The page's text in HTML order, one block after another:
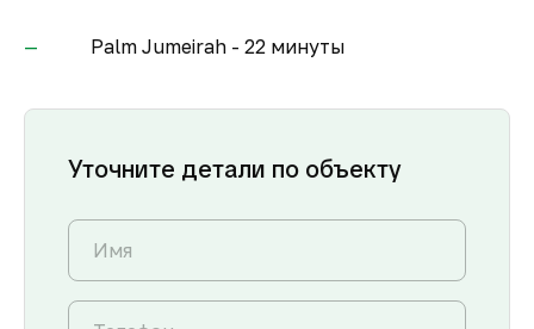
Palm Jumeirah - 22 минуты
Уточните детали по объекту